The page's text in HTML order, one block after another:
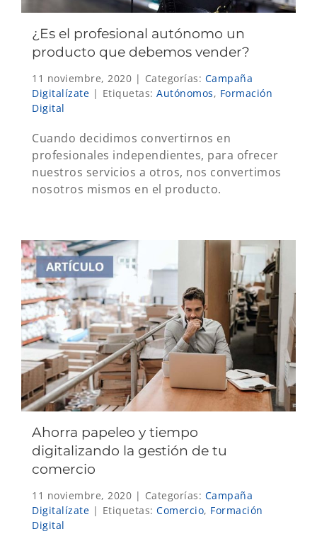
¿Es el profesional autónomo un
producto que debemos vender?
11 noviembre, 2020 | Categorías: Campaña
Digitalízate | Etiquetas: Autónomos, Formación
Digital
Cuando decidimos convertirnos en
profesionales independientes, para ofrecer
nuestros servicios a otros, nos convertimos
nosotros mismos en el producto.
Ahorra papeleo y tiempo
digitalizando la gestión de tu
comercio
11 noviembre, 2020 | Categorías: Campaña
Digitalízate | Etiquetas: Comercio, Formación
Digital